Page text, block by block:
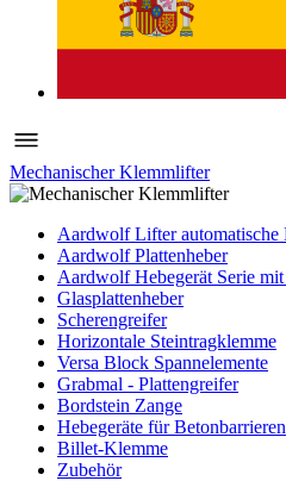
Mechanischer Klemmlifter
Aardwolf Lifter automatische
Aardwolf Plattenheber
Aardwolf Hebegerät Serie
Glasplattenheber
Scherengreifer
Horizontale Steintragklemme
Versa Block Spannelemente
Grabmal - Plattengreifer
Bordstein Zange
Hebegeräte für Betonbarrieren
Billet-Klemme
Zubehör